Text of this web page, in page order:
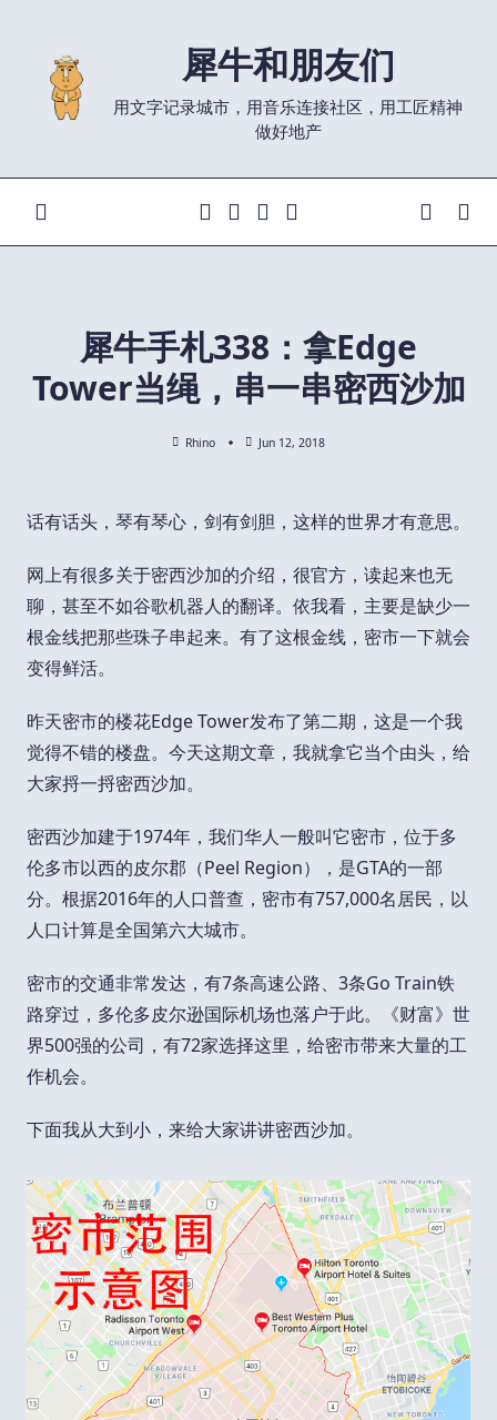
content
犀牛和朋友们
用文字记录城市，用音乐连接社区，用工匠精神
做好地产
犀牛手札338：拿Edge
Tower当绳，串一串密西沙加
Rhino Jun 12, 2018
话有话头，琴有琴心，剑有剑胆，这样的世界才有意思。
网上有很多关于密西沙加的介绍，很官方，读起来也无
聊，甚至不如谷歌机器人的翻译。依我看，主要是缺少一
根金线把那些珠子串起来。有了这根金线，密市一下就会
变得鲜活。
昨天密市的楼花Edge Tower发布了第二期，这是一个我
觉得不错的楼盘。今天这期文章，我就拿它当个由头，给
大家捋一捋密西沙加。
密西沙加建于1974年，我们华人一般叫它密市，位于多
伦多市以西的皮尔郡（Peel Region），是GTA的一部
分。根据2016年的人口普查，密市有757,000名居民，以
人口计算是全国第六大城市。
密市的交通非常发达，有7条高速公路、3条Go Train铁
路穿过，多伦多皮尔逊国际机场也落户于此。《财富》世
界500强的公司，有72家选择这里，给密市带来大量的工
作机会。
下面我从大到小，来给大家讲讲密西沙加。